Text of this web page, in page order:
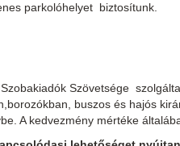
parkolóhelyet biztosítunk.
Szövetsége
buszos és hajós
A kedvezmény mértéke